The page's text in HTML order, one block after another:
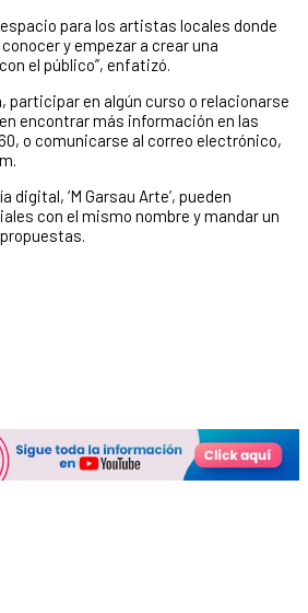
para los artistas locales donde
y empezar a crear una
el público”, enfatizó.
participar en algún curso o relacionarse
encontrar más información en las
o comunicarse al correo electrónico,
digital, ‘M Garsau Arte’, pueden
con el mismo nombre y mandar un